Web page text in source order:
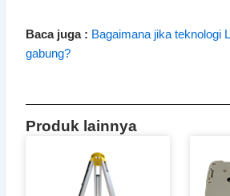
Baca juga : Bagaimana jika teknologi
gabung?
Produk lainnya